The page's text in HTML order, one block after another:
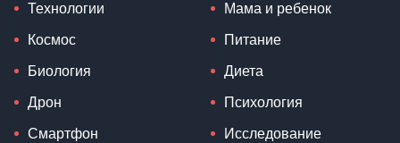
Технологии
Космос
Биология
Дрон
Смартфон
Мама и ребенок
Питание
Диета
Психология
Исследование